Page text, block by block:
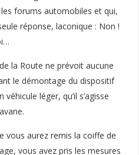
forums automobiles et qui,
réponse, laconique : Non !
la Route ne prévoit aucune
le démontage du dispositif
léger, qu’il s’agisse
vous aurez remis la coiffe de
vous avez pris les mesures